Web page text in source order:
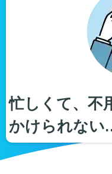
忙しくて、不
かけられな